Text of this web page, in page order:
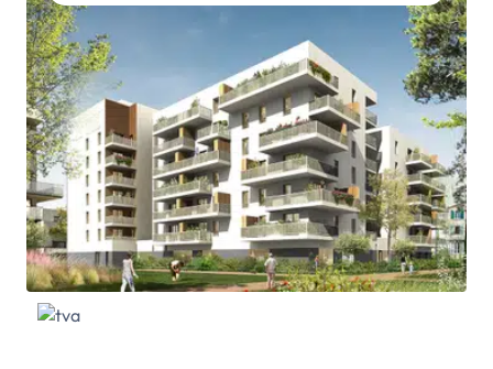
environnement pratique et recherché, avec toutes les
commodités accessibles au quotidien : écoles,
commerces, services etc. Cette résidence neuve à
taille humaine propose 24 appartements neufs
d'exception du 2 au 5 pièces, dont des attiques. Les
logements offrent de belles pièces de vie lumineuses,
des orientations majoritairement Est/Ouest et des
cuisines ouvertes sur séjour, prolongées par de
spacieuses terrasses préservées des vis-à-vis. Les
appartements 5 pièces se distinguent par des
prestations haut de gamme et des terrasses plein ciel
avec vue sur le lac Léman et les montagnes […] Voir le
programme immobilier neuf >>